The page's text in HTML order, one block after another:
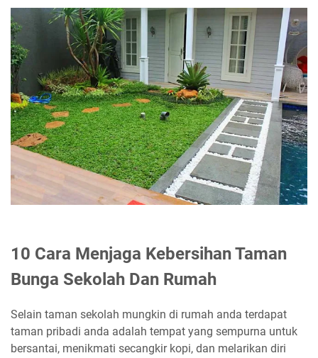
10 Cara Menjaga Kebersihan Taman
Bunga Sekolah Dan Rumah
Selain taman sekolah mungkin di rumah anda terdapat
taman pribadi anda adalah tempat yang sempurna untuk
bersantai, menikmati secangkir kopi, dan melarikan diri